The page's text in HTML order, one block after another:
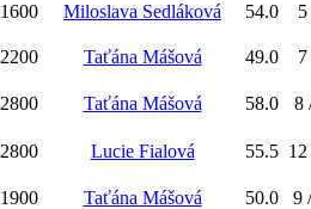
1600 Miloslava Sedláková 54.0
2200 Taťána Mášová 49.0
2800 Taťána Mášová 58.0 8
2800 Lucie Fialová 55.5
1900 Taťána Mášová 50.0 9